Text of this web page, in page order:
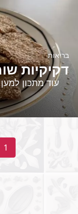
דקיקיות
בריאות
עוד מתכון
1